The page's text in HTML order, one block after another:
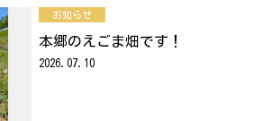
お知らせ
本郷のえごま畑です！
2026.07.10